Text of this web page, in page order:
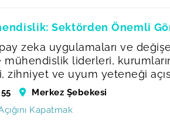
Sektörden Önemli
zeka uygulamaları ve
mühendislik liderleri,
zihniyet ve uyum yeteneği
Merkez Şebekesi
Kapatmak